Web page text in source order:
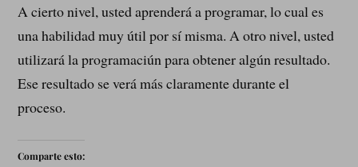
A cierto nivel, usted aprenderá a programar, lo cual es
una habilidad muy útil por sí misma. A otro nivel, usted
utilizará la programaciún para obtener algún resultado.
Ese resultado se verá más claramente durante el
proceso.
Comparte esto: